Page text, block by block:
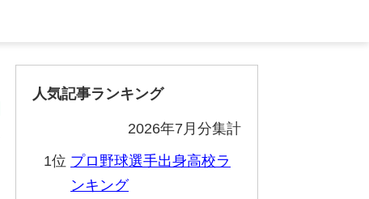
人気記事ランキング
2026年7月分集計
1位 プロ野球選手出身高校ラ
ンキング